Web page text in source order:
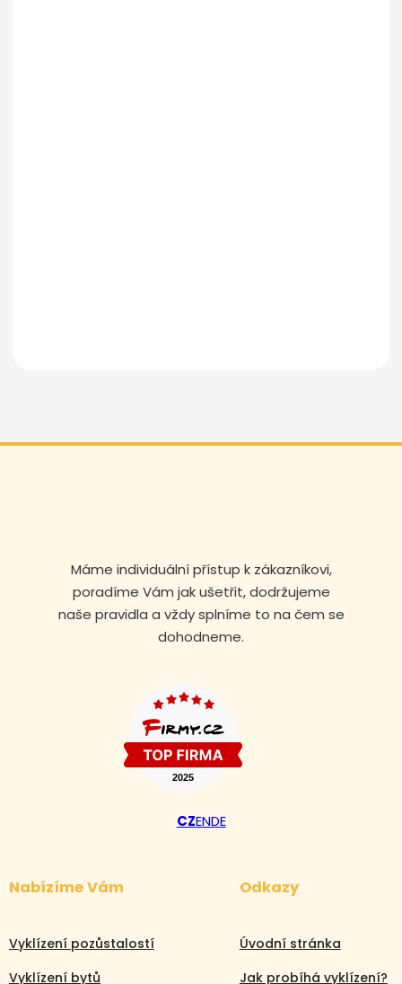
Máme individuální přístup k zákazníkovi,
poradíme Vám jak ušetřit, dodržujeme
naše pravidla a vždy splníme to na čem se
dohodneme.
+420 608 105 106
CZENDE
Nabízíme Vám
Vyklízení pozůstalostí
Vyklízení bytů
Odkazy
Úvodní stránka
Jak probíhá vyklízení?